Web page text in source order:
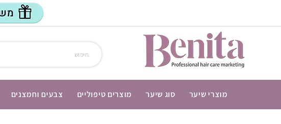
מוצרי שיער סוג שיער מוצרים טיפוליים צבעים וחמצנים